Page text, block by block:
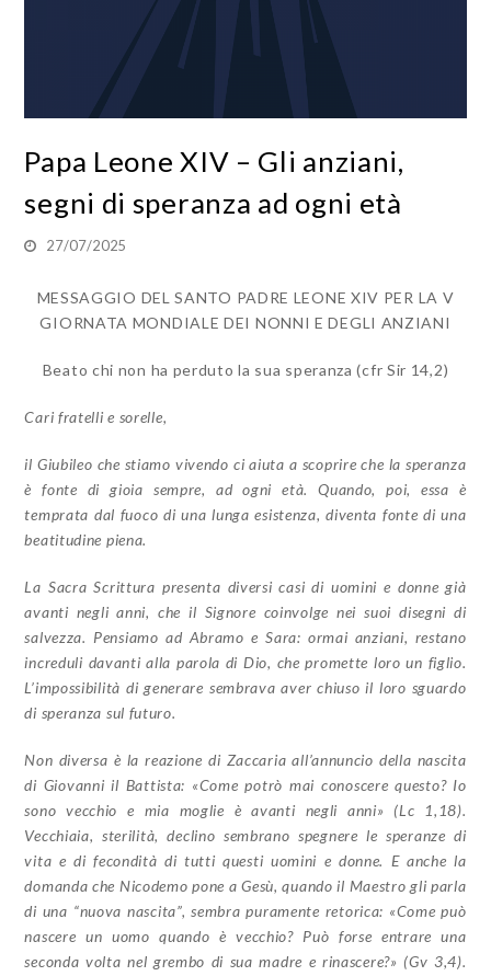
Papa Leone XIV – Gli anziani,
segni di speranza ad ogni età
27/07/2025
MESSAGGIO DEL SANTO PADRE LEONE XIV PER LA V
GIORNATA MONDIALE DEI NONNI E DEGLI ANZIANI
Beato chi non ha perduto la sua speranza (cfr Sir 14,2)
Cari fratelli e sorelle,
il Giubileo che stiamo vivendo ci aiuta a scoprire che la speranza
è fonte di gioia sempre, ad ogni età. Quando, poi, essa è
temprata dal fuoco di una lunga esistenza, diventa fonte di una
beatitudine piena.
La Sacra Scrittura presenta diversi casi di uomini e donne già
avanti negli anni, che il Signore coinvolge nei suoi disegni di
salvezza. Pensiamo ad Abramo e Sara: ormai anziani, restano
increduli davanti alla parola di Dio, che promette loro un figlio.
L’impossibilità di generare sembrava aver chiuso il loro sguardo
di speranza sul futuro.
Non diversa è la reazione di Zaccaria all’annuncio della nascita
di Giovanni il Battista: «Come potrò mai conoscere questo? Io
sono vecchio e mia moglie è avanti negli anni» (Lc 1,18).
Vecchiaia, sterilità, declino sembrano spegnere le speranze di
vita e di fecondità di tutti questi uomini e donne. E anche la
domanda che Nicodemo pone a Gesù, quando il Maestro gli parla
di una “nuova nascita”, sembra puramente retorica: «Come può
nascere un uomo quando è vecchio? Può forse entrare una
seconda volta nel grembo di sua madre e rinascere?» (Gv 3,4).